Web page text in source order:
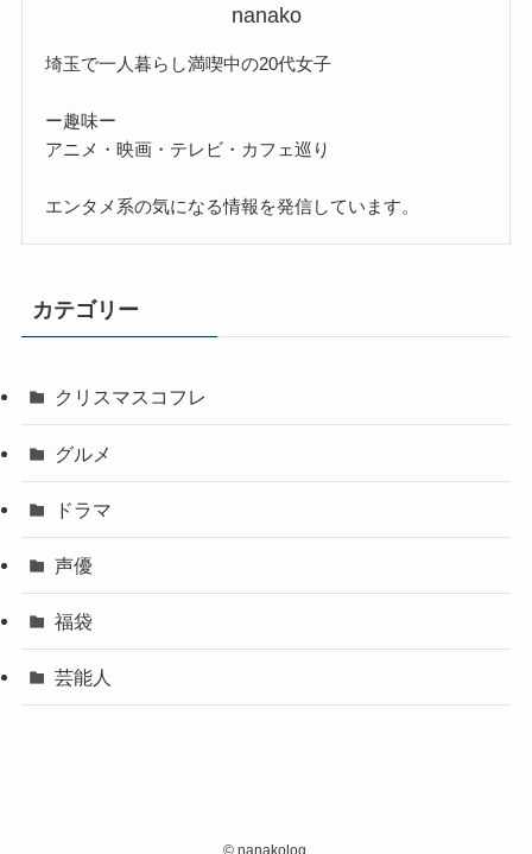
nanako
埼玉で一人暮らし満喫中の20代女子
ー趣味ー
アニメ・映画・テレビ・カフェ巡り
エンタメ系の気になる情報を発信しています。
カテゴリー
クリスマスコフレ
グルメ
ドラマ
声優
福袋
芸能人